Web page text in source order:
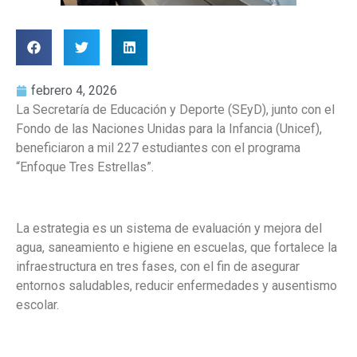
febrero 4, 2026
La Secretaría de Educación y Deporte (SEyD), junto con el
Fondo de las Naciones Unidas para la Infancia (Unicef),
beneficiaron a mil 227 estudiantes con el programa
“Enfoque Tres Estrellas”.
La estrategia es un sistema de evaluación y mejora del
agua, saneamiento e higiene en escuelas, que fortalece la
infraestructura en tres fases, con el fin de asegurar
entornos saludables, reducir enfermedades y ausentismo
escolar.